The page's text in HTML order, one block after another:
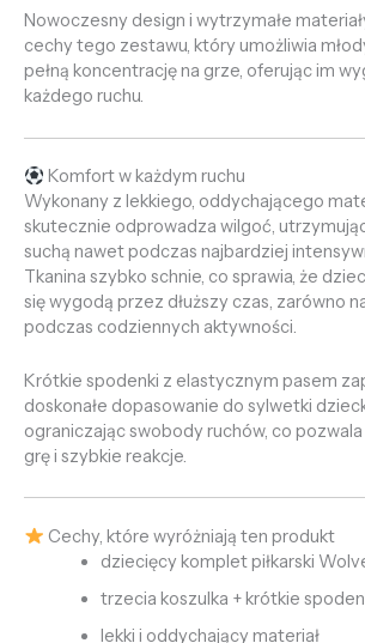
Nowoczesny design i wytrzymałe
cechy tego zestawu, który umożliwia
pełną koncentrację na grze, oferując im
każdego ruchu.
Komfort w każdym ruchu
Wykonany z lekkiego, oddychającego
skutecznie odprowadza wilgoć,
suchą nawet podczas najbardziej
Tkanina szybko schnie, co sprawia, że
się wygodą przez dłuższy czas, zarówno
podczas codziennych aktywności.
Krótkie spodenki z elastycznym pasem
doskonałe dopasowanie do sylwetki
ograniczając swobody ruchów, co
grę i szybkie reakcje.
Cechy, które wyróżniają ten produkt
dziecięcy komplet piłkarski
trzecia koszulka + krótkie
lekki i oddychający materiał